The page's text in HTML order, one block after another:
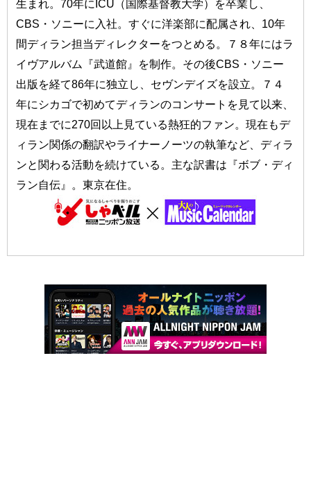
生まれ。70年にICU（国際基督教大学）を卒業し、
CBS・ソニーに入社。すぐに洋楽部に配属され、10年
間ディラン担当ディレクターをつとめる。７８年にはラ
イヴアルバム『武道館』を制作。その後CBS・ソニー
出版を経て86年に独立し、セヴンデイズを設立。７４
年にシカゴで初めてディランのコンサートを見て以来、
現在までに270回以上見ている熱狂的ファン。現在もデ
ィラン関係の翻訳やライナーノーツの執筆など、ディラ
ンと関わる活動を続けている。主な訳書は『ボブ・ディ
ラン自伝』。東京在住。